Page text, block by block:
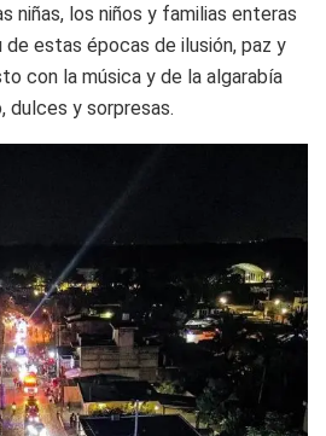
niñas, los niños y familias enteras
estas épocas de ilusión, paz y
con la música y de la algarabía
dulces y sorpresas.